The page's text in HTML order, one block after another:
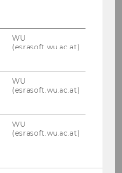
WU
(esrasoft.wu.ac.at)
WU
(esrasoft.wu.ac.at)
WU
(esrasoft.wu.ac.at)